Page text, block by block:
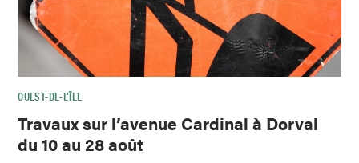
OUEST-DE-L’ÎLE
Travaux sur l’avenue Cardinal à Dorval
du 10 au 28 août